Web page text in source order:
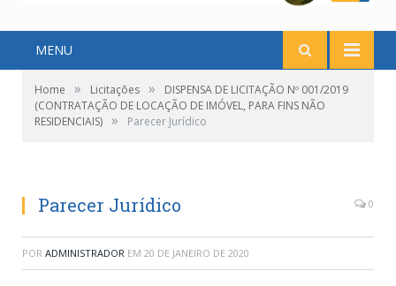
MENU
Home » Licitações »
DISPENSA DE LICITAÇÃO Nº 001/2019
(CONTRATAÇÃO DE LOCAÇÃO DE IMÓVEL, PARA FINS NÃO
RESIDENCIAIS) » Parecer Jurídico
Parecer Jurídico 0
POR ADMINISTRADOR EM 20 DE JANEIRO DE 2020